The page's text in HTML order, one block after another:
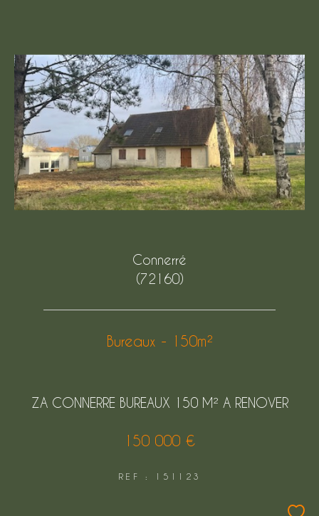
Connerré
(72160)
Bureaux - 150m²
ZA CONNERRE BUREAUX 150 M² A RENOVER
150 000 €
REF : 151123